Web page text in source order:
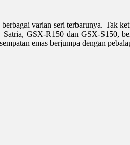
varian seri terbarunya. Tak
GSX-R150 dan GSX-S150,
emas berjumpa dengan